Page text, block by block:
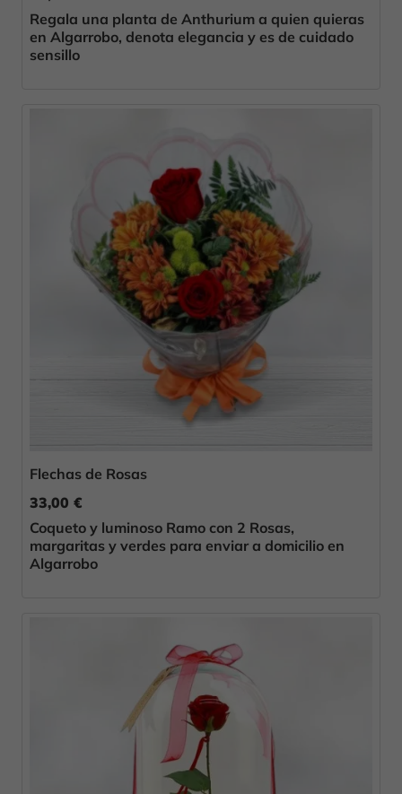
Regala una planta de Anthurium a quien quieras
en Algarrobo, denota elegancia y es de cuidado
sensillo
Flechas de Rosas
33,00 €
Coqueto y luminoso Ramo con 2 Rosas,
margaritas y verdes para enviar a domicilio en
Algarrobo